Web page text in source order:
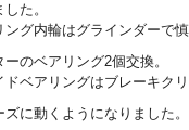
た。
ング内輪はグラインダーで
ーのベアリング2個交換。
ドベアリングはブレーキク
ズに動くようになりました。